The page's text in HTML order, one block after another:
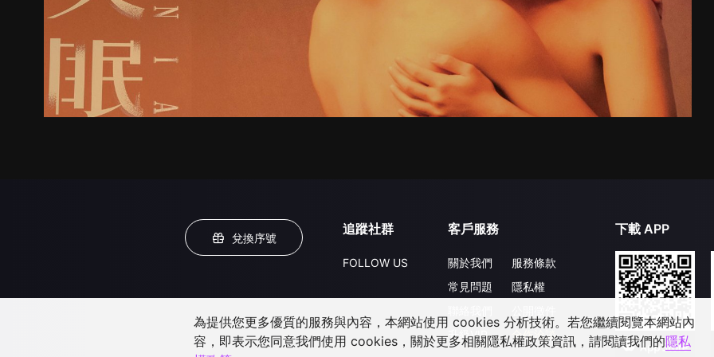
兌換序號
追蹤社群
FOLLOW US
客戶服務
關於我們
常見問題
升級VIP
服務條款
隱私權
合作洽談
下載 APP
為提供您更多優質的服務與內容，本網站使用 cookies 分析技術。若您繼續閱覽本網站內
容，即表示您同意我們使用 cookies，關於更多相關隱私權政策資訊，請閱讀我們的隱私